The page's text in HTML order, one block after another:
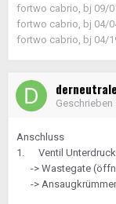
fortwo cabrio, bj 09/
fortwo cabrio, bj 04/
fortwo cabrio, bj 04/
derneutrale
Geschrieben
Anschluss
1. Ventil Unterdruck
-> Wastegate
-> Ansaugkrümmer